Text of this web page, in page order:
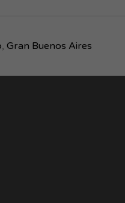
, Gran Buenos Aires